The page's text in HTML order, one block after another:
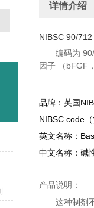
详情介绍
NIBSC 90/712
编码为
因子 （bFGF
品牌：英国
NIBSC code
英文名称：
中文名称：碱
产品说明：
这种制剂